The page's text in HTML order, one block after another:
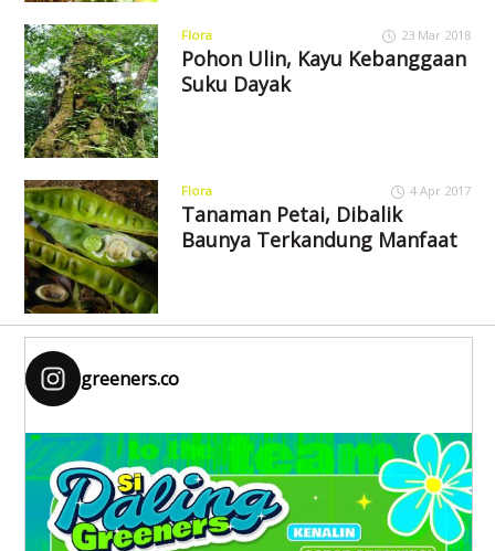
Flora 23 Mar 2018
Pohon Ulin, Kayu Kebanggaan
Suku Dayak
Flora 4 Apr 2017
Tanaman Petai, Dibalik
Baunya Terkandung Manfaat
greeners.co